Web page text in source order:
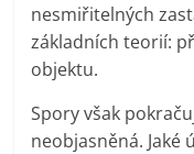
nesmiřitelných
základních teorií:
objektu.
Spory však
neobjasněná. Jaké